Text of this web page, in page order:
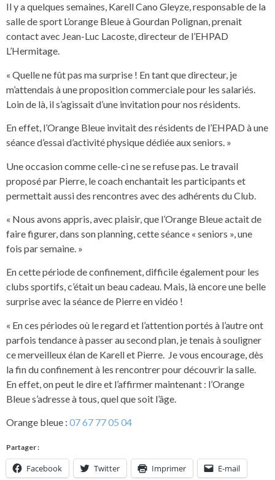
Il y a quelques semaines, Karell Cano Gleyze, responsable de la
salle de sport L’orange Bleue à Gourdan Polignan, prenait
contact avec Jean-Luc Lacoste, directeur de l’EHPAD
L’Hermitage.
« Quelle ne fût pas ma surprise ! En tant que directeur, je
m’attendais à une proposition commerciale pour les salariés.
Loin de là, il s’agissait d’une invitation pour nos résidents.
En effet, l’Orange Bleue invitait des résidents de l’EHPAD à une
séance d’essai d’activité physique dédiée aux seniors. »
Une occasion comme celle-ci ne se refuse pas. Le travail
proposé par Pierre, le coach enchantait les participants et
permettait aussi des rencontres avec des adhérents du Club.
« Nous avons appris, avec plaisir, que l’Orange Bleue actait de
faire figurer, dans son planning, cette séance « seniors », une
fois par semaine. »
En cette période de confinement, difficile également pour les
clubs sportifs, c’était un beau cadeau. Mais, là encore une belle
surprise avec la séance de Pierre en vidéo !
« En ces périodes où le regard et l’attention portés à l’autre ont
parfois tendance à passer au second plan, je tenais à souligner
ce merveilleux élan de Karell et Pierre. Je vous encourage, dès
la fin du confinement à les rencontrer pour découvrir la salle.
En effet, on peut le dire et l’affirmer maintenant : l’Orange
Bleue s’adresse à tous, quel que soit l’âge.
Orange bleue : 07 67 77 05 04
Partager :
Facebook Twitter Imprimer E-mail